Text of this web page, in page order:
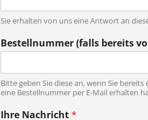
Sie erhalten von uns eine Antwort an
Bestellnummer (falls bereits
Bitte geben Sie diese an, wenn Sie
eine Bestellnummer per E-Mail erhalten
E
Ihre Nachricht*